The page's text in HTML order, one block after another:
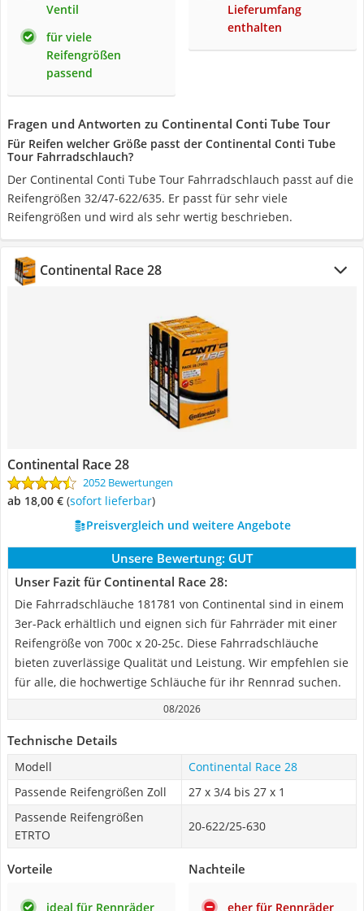
Ventil
für viele
Reifengrößen
passend
Lieferumfang
enthalten
Fragen und Antworten zu Continental Conti Tube Tour
Für Reifen welcher Größe passt der Continental Conti Tube
Tour Fahrradschlauch?
Der Continental Conti Tube Tour Fahrradschlauch passt auf die
Reifengrößen 32/47-622/635. Er passt für sehr viele
Reifengrößen und wird als sehr wertig beschrieben.
Continental Race 28
Continental Race 28
2052 Bewertungen
ab 18,00 € ( Sofort lieferbar)
Preisvergleich und weitere Angebote
Unsere Bewertung: GUT
Unser Fazit für Continental Race 28:
Die Fahrradschläuche 181781 von Continental sind in einem
3er-Pack erhältlich und eignen sich für Fahrräder mit einer
Reifengröße von 700c x 20-25c. Diese Fahrradschläuche
bieten zuverlässige Qualität und Leistung. Wir empfehlen sie
für alle, die hochwertige Schläuche für ihr Rennrad suchen.
08/2026
Technische Details
Modell
Continental Race 28
Passende Reifengrößen Zoll
27 x 3/4 bis 27 x 1
Passende Reifengrößen
ETRTO
20-622/25-630
Vorteile
ideal für Rennräder
Nachteile
eher für Rennräder